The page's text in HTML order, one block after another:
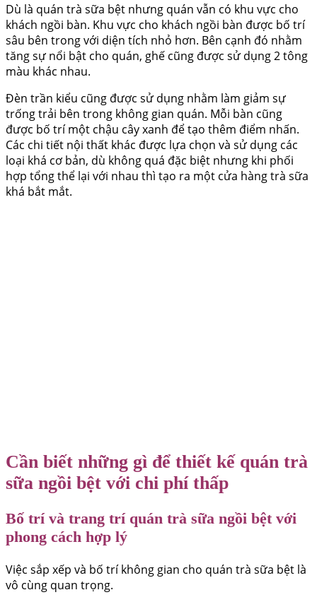
Dù là quán trà sữa bệt nhưng quán vẫn có khu vực cho
khách ngồi bàn. Khu vực cho khách ngồi bàn được bố trí
sâu bên trong với diện tích nhỏ hơn. Bên cạnh đó nhằm
tăng sự nổi bật cho quán, ghế cũng được sử dụng 2 tông
màu khác nhau.
Đèn trần kiểu cũng được sử dụng nhằm làm giảm sự
trống trải bên trong không gian quán. Mỗi bàn cũng
được bố trí một chậu cây xanh để tạo thêm điểm nhấn.
Các chi tiết nội thất khác được lựa chọn và sử dụng các
loại khá cơ bản, dù không quá đặc biệt nhưng khi phối
hợp tổng thể lại với nhau thì tạo ra một cửa hàng trà sữa
khá bắt mắt.
Cần biết những gì để thiết kế quán trà
sữa ngồi bệt với chi phí thấp
Bố trí và trang trí quán trà sữa ngồi bệt với
phong cách hợp lý
Việc sắp xếp và bố trí không gian cho quán trà sữa bệt là
vô cùng quan trọng.